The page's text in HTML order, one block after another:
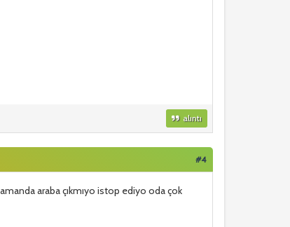
alıntı
#4
araba çıkmıyo istop ediyo oda çok